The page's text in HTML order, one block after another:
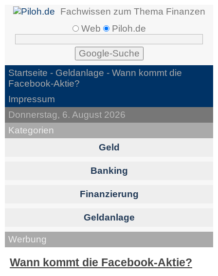
Fachwissen zum Thema Finanzen
Web
Piloh.de
Startseite - Geldanlage - Wann kommt die
Facebook-Aktie?
Impressum
Donnerstag, 6. August 2026
Kategorien
Geld
Banking
Finanzierung
Geldanlage
Werbung
Wann kommt die Facebook-Aktie?